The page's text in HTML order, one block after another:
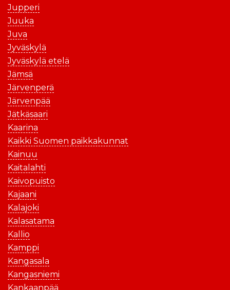
Jupperi
Juuka
Juva
Jyväskylä
Jyväskylä etelä
Jämsä
Järvenperä
Järvenpää
Jätkäsaari
Kaarina
Kaikki Suomen paikkakunnat
Kainuu
Kaitalahti
Kaivopuisto
Kajaani
Kalajoki
Kalasatama
Kallio
Kamppi
Kangasala
Kangasniemi
Kankaanpää